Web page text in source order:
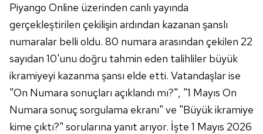
Piyango Online üzerinden canlı yayında
gerçekleştirilen çekilişin ardından kazanan şanslı
numaralar belli oldu. 80 numara arasından çekilen 22
sayıdan 10'unu doğru tahmin eden talihliler büyük
ikramiyeyi kazanma şansı elde etti. Vatandaşlar ise
"On Numara sonuçları açıklandı mı?", "1 Mayıs On
Numara sonuç sorgulama ekranı" ve "Büyük ikramiye
kime çıktı?" sorularına yanıt arıyor. İşte 1 Mayıs 2026